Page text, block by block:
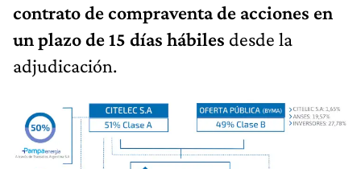
contrato de compraventa de acciones en
un plazo de 15 días hábiles desde la
adjudicación.